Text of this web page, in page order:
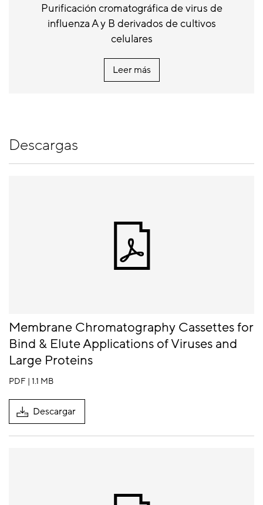
Purificación cromatográfica de virus de
influenza A y B derivados de cultivos
celulares
Leer más
Descargas
Membrane Chromatography Cassettes for
Bind & Elute Applications of Viruses and
Large Proteins
PDF | 1.1 MB
Descargar